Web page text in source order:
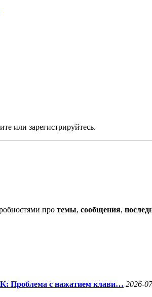
или зарегистрируйтесь.
про темы, сообщения,
Проблема с нажатием клави… 2026-